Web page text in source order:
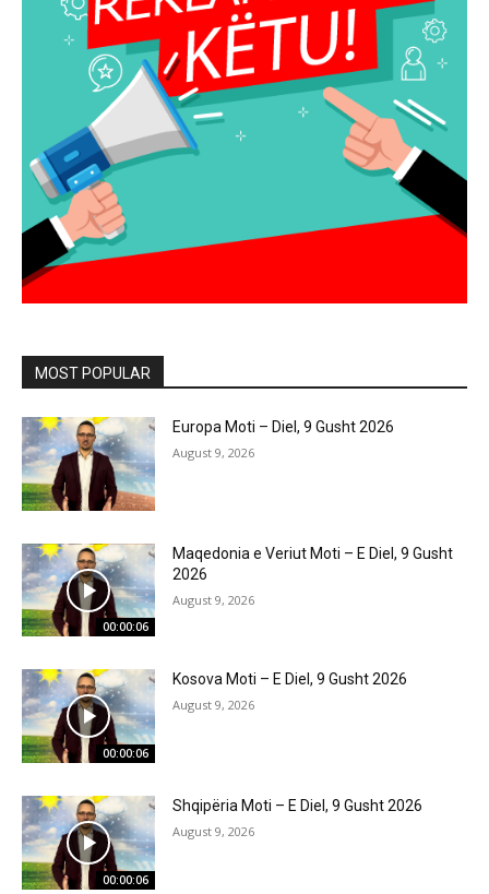
MOST POPULAR
Europa Moti – Diel, 9 Gusht 2026
August 9, 2026
00:00:06
Maqedonia e Veriut Moti – E Diel, 9 Gusht
2026
August 9, 2026
00:00:06
Kosova Moti – E Diel, 9 Gusht 2026
August 9, 2026
00:00:06
Shqipëria Moti – E Diel, 9 Gusht 2026
August 9, 2026